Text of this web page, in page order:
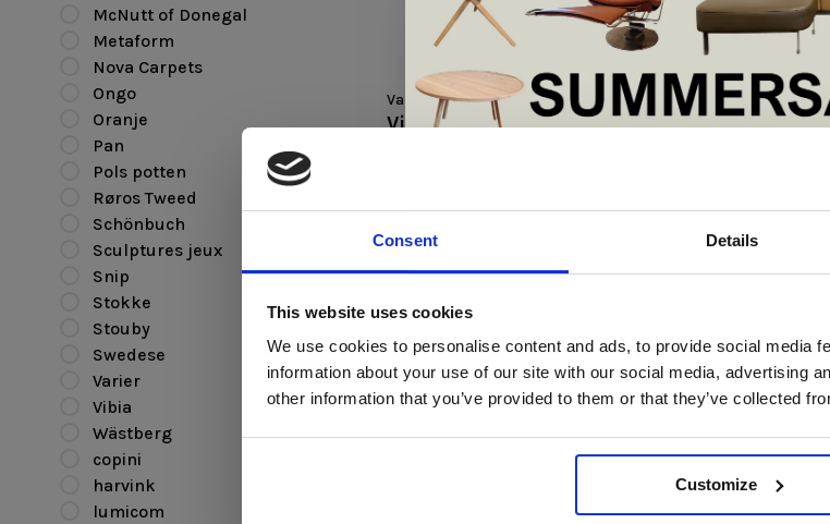
Consent Details
This website uses cookies
We use cookies to personalise content and ads, to provide social media
information about your use of our site with our social media, advertising
other information that you’ve provided to them or that they’ve collected
Customize
McNutt of Donegal
Metaform
Nova Carpets
Ongo
Oranje
Pan
Pols potten
Røros Tweed
Schönbuch
Sculptures jeux
Snip
Stokke
Stouby
Swedese
Varier
Vibia
Wästberg
copini
harvink
lumicom
Varier
Viltstroken zelfklevend
Varier
Peel I
Stokke
Tripp
€239,00
De Summer Sale bij Snip
In onze showroom vind je een uitgebreide selectie
gerenommeerde Nederlandse en Europese merken.
van
Sculptures Jeux
gelegenheid om jouw favoriete designmeubel geheel
met de kwaliteit, het comfort en de uitstraling die je